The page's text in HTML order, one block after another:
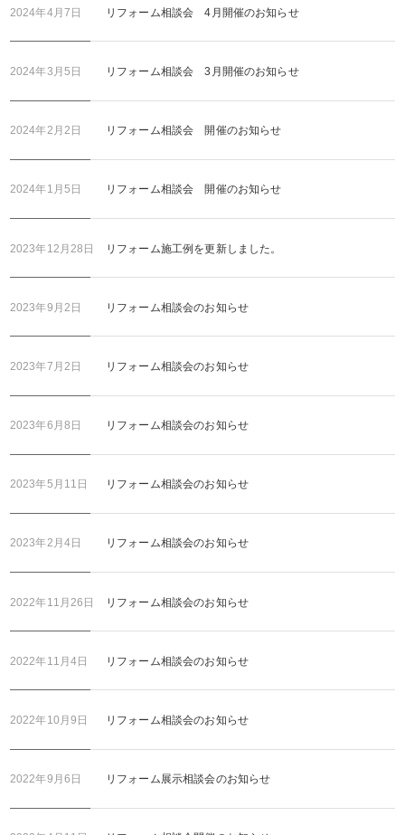
2024年4月7日 リフォーム相談会 4月開催のお知らせ
2024年3月5日 リフォーム相談会 3月開催のお知らせ
2024年2月2日 リフォーム相談会 開催のお知らせ
2024年1月5日 リフォーム相談会 開催のお知らせ
2023年12月28日 リフォーム施工例を更新しました。
2023年9月2日 リフォーム相談会のお知らせ
2023年7月2日 リフォーム相談会のお知らせ
2023年6月8日 リフォーム相談会のお知らせ
2023年5月11日 リフォーム相談会のお知らせ
2023年2月4日 リフォーム相談会のお知らせ
2022年11月26日 リフォーム相談会のお知らせ
2022年11月4日 リフォーム相談会のお知らせ
2022年10月9日 リフォーム相談会のお知らせ
2022年9月6日 リフォーム展示相談会のお知らせ